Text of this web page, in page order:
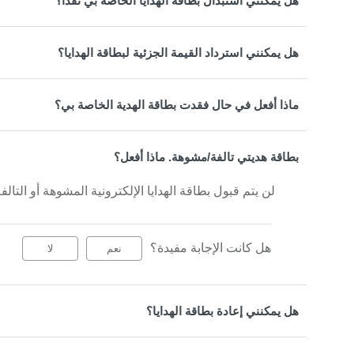
هل يمكنني استرداد القيمة الجزئية لبطاقة الهدايا؟
ماذا أفعل في حال فقدت بطاقة الهدية الخاصة بي؟
بطاقة هديتي تالفة/مشوهة. ماذا أفعل؟
لن يتم قبول بطاقة الهدايا الإلكترونية المشوهة أو
هل كانت الإجابة مفيدة؟ نعم لا
هل يمكنني إعادة بطاقة الهدايا؟